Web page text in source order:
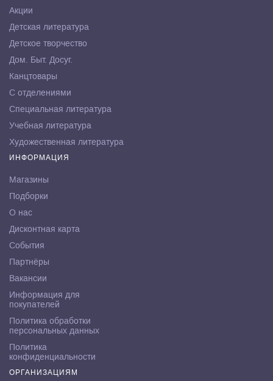
Акции
Детская литература
Детское творчество
Дом. Быт. Досуг.
Канцтовары
С отделениями
Специальная литература
Учебная литература
Художественная литература
ИНФОРМАЦИЯ
Магазины
Подборки
О нас
Дисконтная карта
События
Партнёры
Вакансии
Информация для
покупателей
Политика обработки
персональных данных
Политика
конфиденциальности
ОРГАНИЗАЦИЯМ